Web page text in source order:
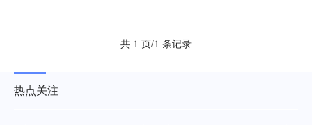
共 1 页/1 条记录
热点关注